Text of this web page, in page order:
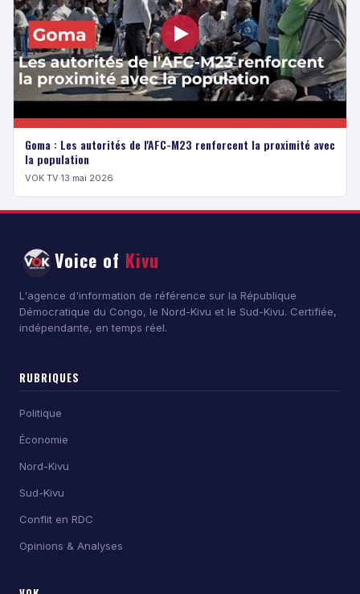
Goma : Les autorités de l'AFC-M23 renforcent la proximité avec
la population
VOK TV·13 mai 2026
Voice of Kivu
L'agence d'information de référence sur la République
Démocratique du Congo, le Nord-Kivu et le Sud-Kivu. Certifiée,
indépendante, en temps réel.
RUBRIQUES
Politique
Économie
Nord-Kivu
Sud-Kivu
Conflit en RDC
Opinions & Analyses